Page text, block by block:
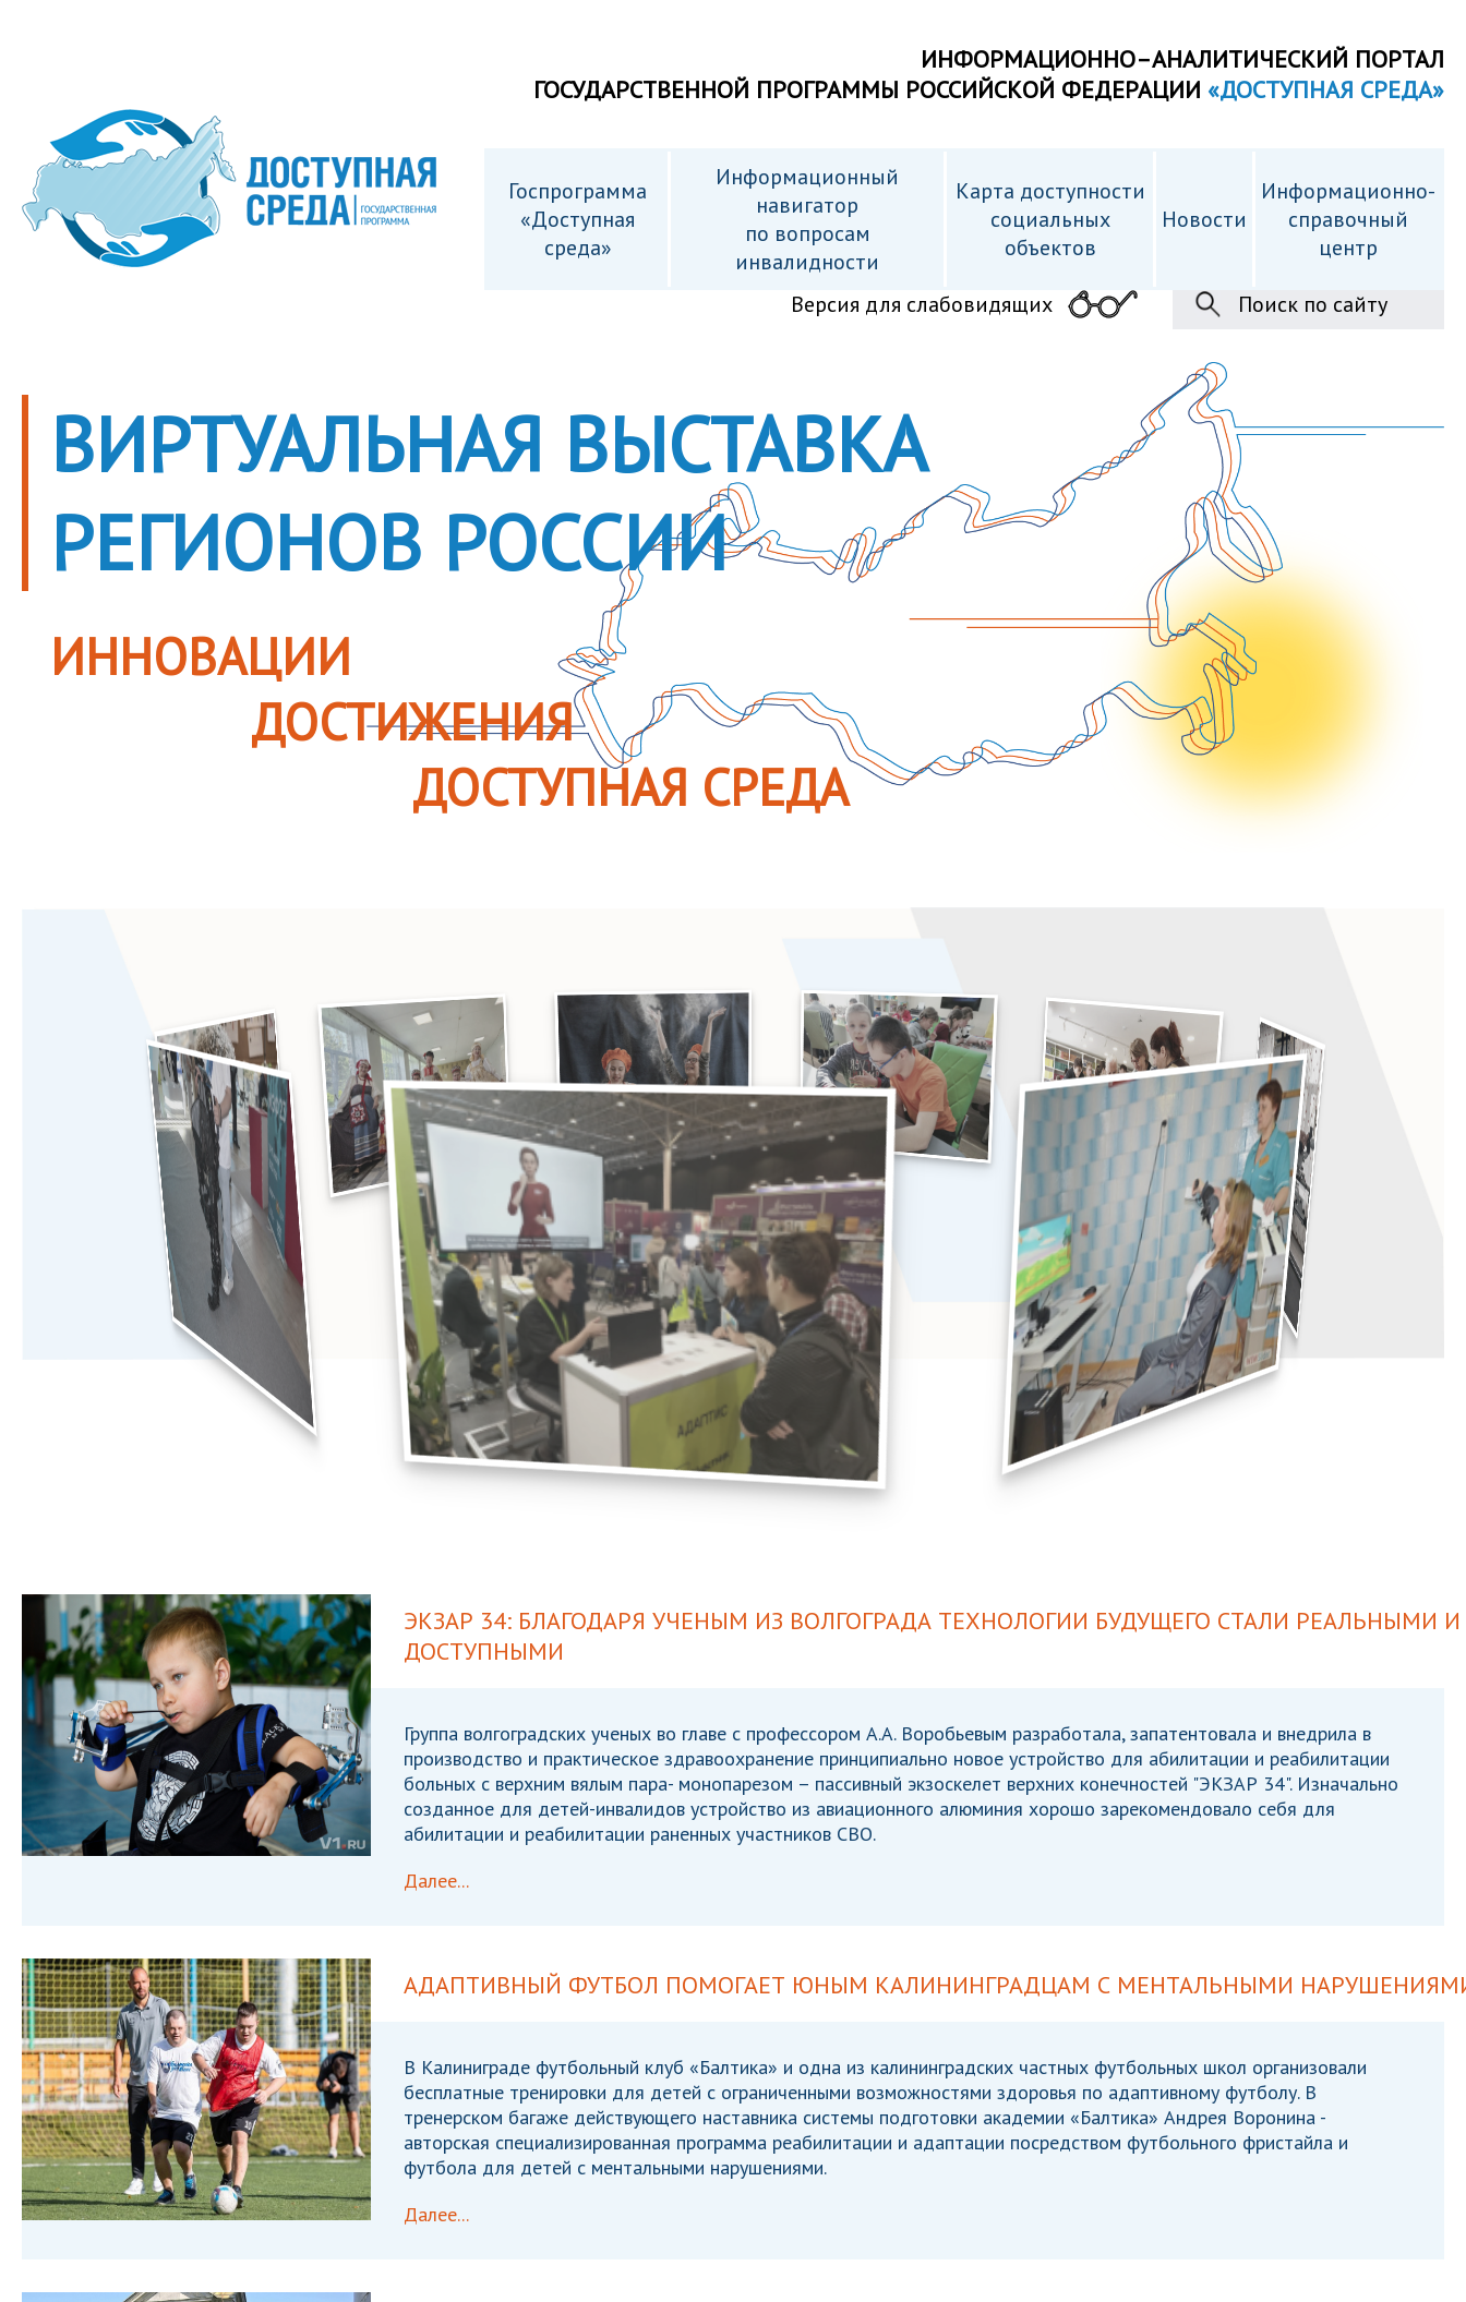
ИНФОРМАЦИОННО–АНАЛИТИЧЕСКИЙ ПОРТАЛ
ГОСУДАРСТВЕННОЙ ПРОГРАММЫ РОССИЙСКОЙ ФЕДЕРАЦИИ «ДОСТУПНАЯ СРЕДА»
Госпрограмма
«Доступная
среда»
Информационный
навигатор
по вопросам
инвалидности
Карта доступности
cоциальных
объектов
Новости
Информационно-
справочный
центр
Версия для слабовидящих
Поиск по сайту
ВИРТУАЛЬНАЯ ВЫСТАВКА
РЕГИОНОВ РОССИИ
ИННОВАЦИИ
ДОСТИЖЕНИЯ
ДОСТУПНАЯ СРЕДА
ЭКЗАР 34: БЛАГОДАРЯ УЧЕНЫМ ИЗ ВОЛГОГРАДА ТЕХНОЛОГИИ БУДУЩЕГО СТАЛИ РЕАЛЬНЫМИ И
ДОСТУПНЫМИ
Группа волгоградских ученых во главе с профессором А.А. Воробьевым разработала, запатентовала и внедрила в
производство и практическое здравоохранение принципиально новое устройство для абилитации и реабилитации
больных с верхним вялым пара- монопарезом – пассивный экзоскелет верхних конечностей "ЭКЗАР 34". Изначально
созданное для детей-инвалидов устройство из авиационного алюминия хорошо зарекомендовало себя для
абилитации и реабилитации раненных участников СВО.
Далее...
АДАПТИВНЫЙ ФУТБОЛ ПОМОГАЕТ ЮНЫМ КАЛИНИНГРАДЦАМ С МЕНТАЛЬНЫМИ
В Калиниграде футбольный клуб «Балтика» и одна из калининградских частных футбольных школ организовали
бесплатные тренировки для детей с ограниченными возможностями здоровья по адаптивному футболу. В
тренерском багаже действующего наставника системы подготовки академии «Балтика» Андрея Воронина -
авторская специализированная программа реабилитации и адаптации посредством футбольного фристайла и
футбола для детей с ментальными нарушениями.
Далее...